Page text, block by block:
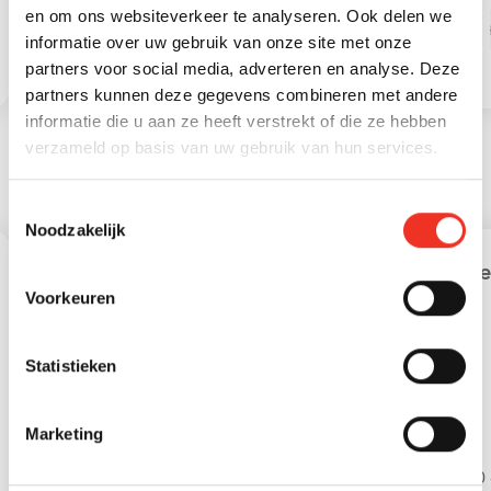
en om ons websiteverkeer te analyseren. Ook delen we
informatie over uw gebruik van onze site met onze
partners voor social media, adverteren en analyse. Deze
partners kunnen deze gegevens combineren met andere
informatie die u aan ze heeft verstrekt of die ze hebben
verzameld op basis van uw gebruik van hun services.
Noodzakelijk
Voorkeuren
Statistieken
Marketing
Externe bergruimte 5 m
Overige inpandige
ruimte
2 m2